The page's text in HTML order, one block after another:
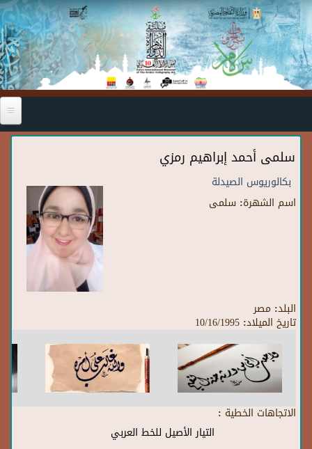
Skip to main content
سلمى أحمد إبراهيم رمزي
بكالوريوس الصيدلة
اسم الشهرة: سلمى
البلد: مصر
تاريخ الميلاد: 10/16/1995
الاتجاهات الخطية :
التيار الأصيل للخط العربي